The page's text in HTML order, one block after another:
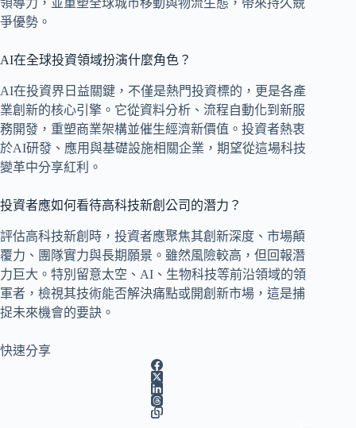
領導力，並重塑全球城市移動與物流生態，帶來持久競
爭優勢。
AI在全球投資領域扮演什麼角色？
AI在投資界日益關鍵，不僅是熱門投資標的，更是各產
業創新的核心引擎。它從資料分析、流程自動化到新服
務開發，重塑商業架構並催生經濟新價值。投資者熱衷
於AI研發、應用與基礎設施相關企業，期望從這場科技
變革中分享紅利。
投資者應如何看待高科技新創公司的潛力？
評估高科技新創時，投資者應聚焦其創新深度、市場顛
覆力、團隊實力與長期願景。雖然風險較高，但回報潛
力巨大。特別留意太空、AI、生物科技等前沿領域的領
軍者，檢視其技術能否解決痛點或開創新市場，這是捕
捉未來機會的要訣。
快速分享